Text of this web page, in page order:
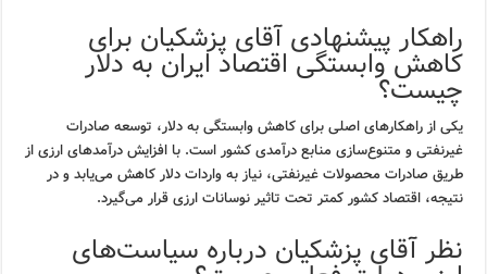
راهکار پیشنهادی آقای پزشکیان برای
کاهش وابستگی اقتصاد ایران به دلار
چیست؟
یکی از راهکارهای اصلی برای کاهش وابستگی به دلار، توسعه صادرات
غیرنفتی و متنوع‌سازی منابع درآمدی کشور است. با افزایش درآمدهای ارزی از
طریق صادرات محصولات غیرنفتی، نیاز به واردات دلار کاهش می‌یابد و در
نتیجه، اقتصاد کشور کمتر تحت تاثیر نوسانات ارزی قرار می‌گیرد.
نظر آقای پزشکیان درباره سیاست‌های